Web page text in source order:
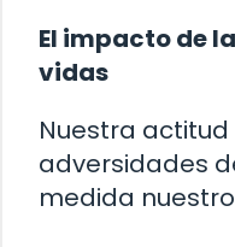
El impacto de
vidas
Nuestra
adversidades
medida